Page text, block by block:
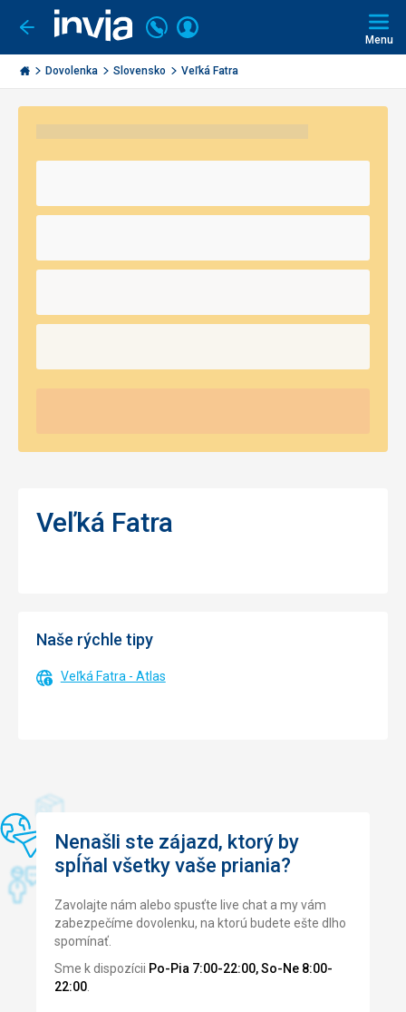
Ísť
späť
Invia.sk
Volajte
+421
2
3221
Prihlásiť
Menu
Dovolenka Slovensko Veľká Fatra
Veľká Fatra
Naše rýchle tipy
Veľká Fatra - Atlas
Nenašli ste zájazd, ktorý by
spĺňal všetky vaše priania?
Zavolajte nám alebo spusťte live chat a my vám
zabezpečíme dovolenku, na ktorú budete ešte dlho
spomínať.
Sme k dispozícii Po-Pia 7:00-22:00, So-Ne 8:00-
22:00